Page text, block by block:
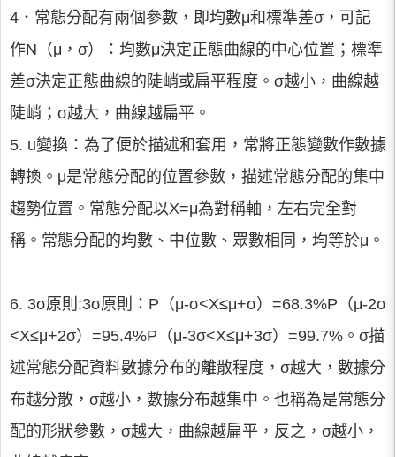
4．常態分配有兩個參數，即均數μ和標準差σ，可記
作N（μ，σ）：均數μ決定正態曲線的中心位置；標準
差σ決定正態曲線的陡峭或扁平程度。σ越小，曲線越
陡峭；σ越大，曲線越扁平。
5. u變換：為了便於描述和套用，常將正態變數作數據
轉換。μ是常態分配的位置參數，描述常態分配的集中
趨勢位置。常態分配以X=μ為對稱軸，左右完全對
稱。常態分配的均數、中位數、眾數相同，均等於μ。
6. 3σ原則:3σ原則：P（μ-σ<X≤μ+σ）=68.3%P（μ-2σ
<X≤μ+2σ）=95.4%P（μ-3σ<X≤μ+3σ）=99.7%。σ描
述常態分配資料數據分布的離散程度，σ越大，數據分
布越分散，σ越小，數據分布越集中。也稱為是常態分
配的形狀參數，σ越大，曲線越扁平，反之，σ越小，